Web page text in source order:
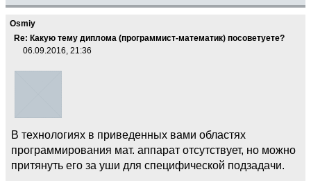
Osmiy
Re: Какую тему диплома (программист-математик) посоветуете?
06.09.2016, 21:36
В технологиях в приведенных вами областях
программирования мат. аппарат отсутствует, но можно
притянуть его за уши для специфической подзадачи.